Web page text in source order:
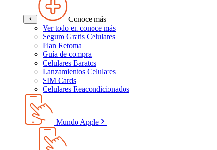
Conoce más
Ver todo en conoce más
Seguro Gratis Celulares
Plan Retoma
Guía de compra
Celulares Baratos
Lanzamientos Celulares
SIM Cards
Celulares Reacondicionados
Mundo Apple